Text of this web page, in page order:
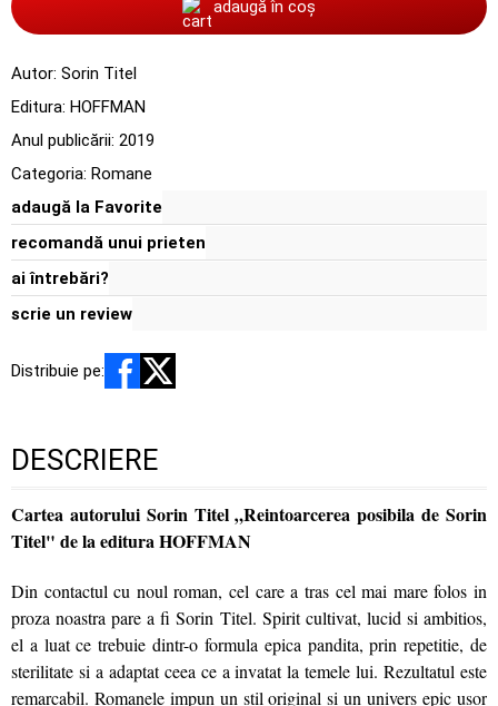
adaugă în coș
Autor: Sorin Titel
Editura: HOFFMAN
Anul publicării: 2019
Categoria: Romane
adaugă la Favorite
recomandă unui prieten
ai întrebări?
scrie un review
Distribuie pe:
DESCRIERE
Cartea autorului Sorin Titel „Reintoarcerea posibila de Sorin
Titel" de la editura HOFFMAN
Din contactul cu noul roman, cel care a tras cel mai mare folos in
proza noastra pare a fi Sorin Titel. Spirit cultivat, lucid si ambitios,
el a luat ce trebuie dintr-o formula epica pandita, prin repetitie, de
sterilitate si a adaptat ceea ce a invatat la temele lui. Rezultatul este
remarcabil. Romanele impun un stil original si un univers epic usor